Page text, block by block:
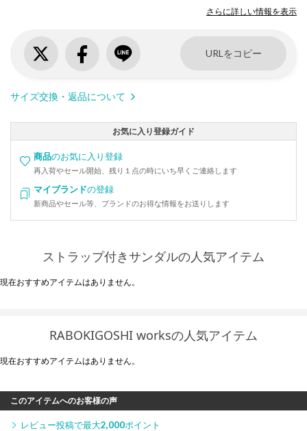
さらに詳しい情報を表示
URLをコピー
サイズ交換・返品について
お気に入り登録ガイド
商品のお気に入り登録
再入荷やセール開始、残り１点の時にいち早くご連絡します
マイブランドの登録
新商品やセール等、ブランドのお得な情報をお送りします
ストラップ付きサンダルの人気アイテム
現在おすすめアイテムはありません。
RABOKIGOSHI worksの人気アイテム
現在おすすめアイテムはありません。
このアイテムへのお客様の声
レビュー投稿で最大2,000ポイント